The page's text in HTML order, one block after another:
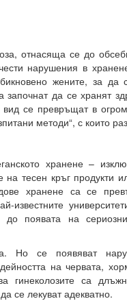
отнасяща се до
нарушения в
жените, за
да се хранят
се превръщат в
методи“, с които
хранене –
на тесен кръг продукти
хранене са се
известните
до появата на
Но се появяват
на червата,
гинеколозите са
се лекуват адекватно.